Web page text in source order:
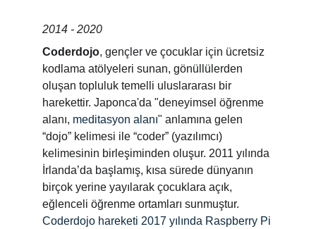
2014 - 2020
Coderdojo, gençler ve çocuklar için ücretsiz
kodlama atölyeleri sunan, gönüllülerden
oluşan topluluk temelli uluslararası bir
harekettir. Japonca'da "deneyimsel öğrenme
alanı, meditasyon alanı" anlamına gelen
“dojo” kelimesi ile “coder” (yazılımcı)
kelimesinin birleşiminden oluşur. 2011 yılında
İrlanda’da başlamış, kısa sürede dünyanın
birçok yerine yayılarak çocuklara açık,
eğlenceli öğrenme ortamları sunmuştur.
Coderdojo hareketi 2017 yılında Raspberry Pi